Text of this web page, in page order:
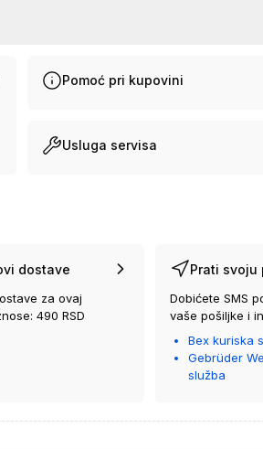
Pomoć pri kupovini
Usluga servisa
dostave
za ovaj
490 RSD
Prati svoju
Dobićete SMS
vaše pošiljke i
kurirskoj službi
Bex kuriska
Gebrüder
služba